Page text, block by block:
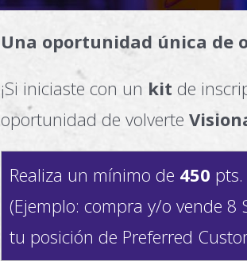
Una oportunidad única de
¡Si iniciaste con un kit de
oportunidad de volverte
Realiza un mínimo de 450
(Ejemplo: compra y/o vende 8
tu posición de Preferred